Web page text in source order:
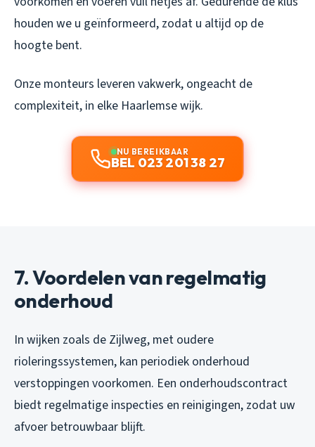
houden we u geïnformeerd, zodat u altijd op de
hoogte bent.
Onze monteurs leveren vakwerk, ongeacht de
complexiteit, in elke Haarlemse wijk.
NU BEREIKBAAR
BEL 023 201 38 27
7. Voordelen van regelmatig
onderhoud
In wijken zoals de Zijlweg, met oudere
rioleringssystemen, kan periodiek onderhoud
verstoppingen voorkomen. Een onderhoudscontract
biedt regelmatige inspecties en reinigingen, zodat uw
afvoer betrouwbaar blijft.